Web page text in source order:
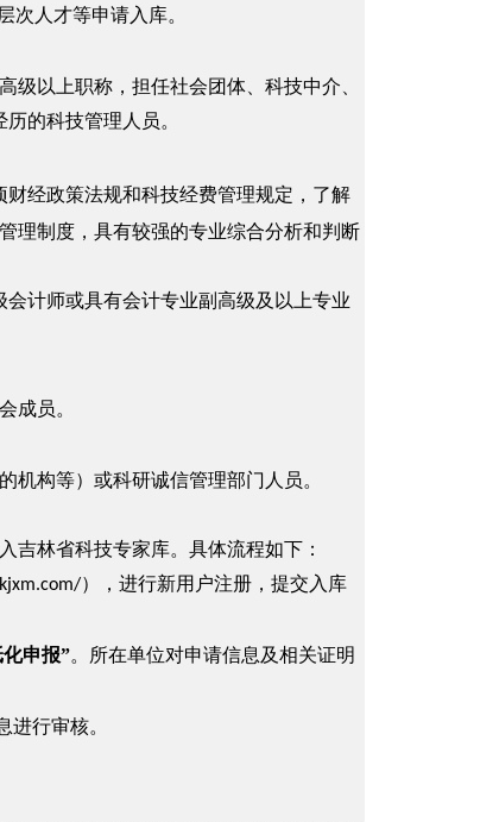
次人才等申请入库。
以上职称，担任社会团体、科技中介、
的科技管理人员。
经政策法规和科技经费管理规定，了解
理制度，具有较强的专业综合分析和判断
会计师或具有会计专业副高级及以上专业
成员。
构等）或科研诚信管理部门人员。
林省科技专家库。具体流程如下：
），进行新用户注册，提交入库
申报”。所在单位对申请信息及相关证明
行审核。